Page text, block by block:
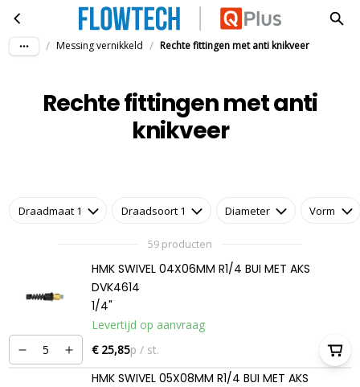
Ga naar hoofdinhoudRechte fittingen met anti knikveer
/ Messing vernikkeld / Rechte fittingen met anti knikveer
Rechte fittingen met anti
knikveer
Draadmaat 1 Draadsoort 1 Diameter Vorm
59 producten
HMK SWIVEL 04X06MM R1/4 BUI MET AKS
DVK4614
1/4"
Levertijd op aanvraag
€ 25,85p / st.
HMK SWIVEL 05X08MM R1/4 BUI MET AKS